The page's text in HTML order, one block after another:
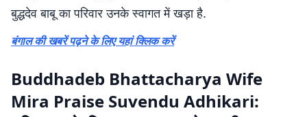
बुद्धदेव बाबू का परिवार उनके स्वागत में खड़ा है.
बंगाल की खबरें पढ़ने के लिए यहां क्लिक करें
Buddhadeb Bhattacharya Wife
Mira Praise Suvendu Adhikari: